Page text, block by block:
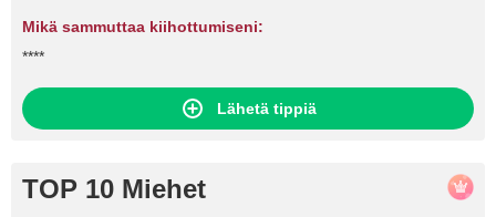
Mikä sammuttaa kiihottumiseni:
****
Lähetä tippiä
TOP 10 Miehet